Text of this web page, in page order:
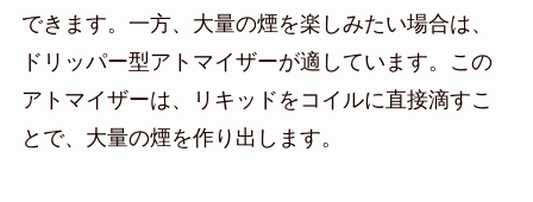
できます。一方、大量の煙を楽しみたい場合は、
ドリッパー型アトマイザーが適しています。この
アトマイザーは、リキッドをコイルに直接滴すこ
とで、大量の煙を作り出します。